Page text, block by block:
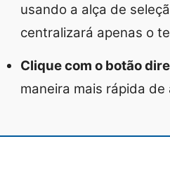
usando a alça de
centralizará apenas o
Clique com o botão
maneira mais rápida